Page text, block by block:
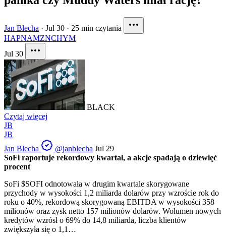
Jan Blecha · Jul 30 · 25 min czytania
HAPNAMZNCHYM
Jul 30
BLACK
Czytaj więcej
JB
JB
Jan Blecha
@janblecha Jul 29
SoFi raportuje rekordowy kwartał, a akcje spadają o dziewięć
procent
SoFi $SOFI odnotowała w drugim kwartale skorygowane
przychody w wysokości 1,2 miliarda dolarów przy wzroście rok do
roku o 40%, rekordową skorygowaną EBITDA w wysokości 358
milionów oraz zysk netto 157 milionów dolarów. Wolumen nowych
kredytów wzrósł o 69% do 14,8 miliarda, liczba klientów
zwiększyła się o 1,1…